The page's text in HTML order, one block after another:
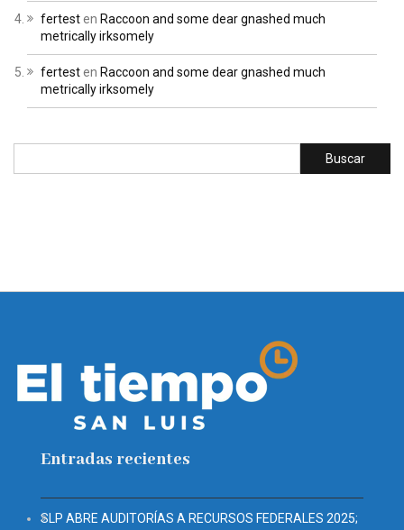
fertesten Raccoon and some dear gnashed much
metrically irksomely
fertesten Raccoon and some dear gnashed much
metrically irksomely
Entradas recientes
SLP ABRE AUDITORÍAS A RECURSOS FEDERALES 2025;